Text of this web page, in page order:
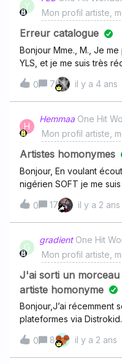
Y
Mon profil artiste,
Erreur catalogue
Bonjour Mme., M., Je
YLS, et je me suis très
production musicale, et
votre plateforme.Je
artiste ayant le même
auparavant publié ses
ainsi mes titres et les
mélangés. Existe t-il
nous puissions avoir
remercie pour toute
m’apporter.Mes single
Encaisse”. Bonne soirée,
0 7 il y a 4 ans
H
Hemmaa One Hit
Mon profil artiste,
Artistes homonymes
Bonjour, En voulant
nigérien SOFT je me
l’artiste n’existait pas
avaient été rattachés à
antillais portant le même
veut écouter ses
sont de lui. Est ce qu’il
créant son profil artiste
0 17 il y a 2 ans
G
gradient One Hit
Mon profil artiste,
J'ai sorti un
artiste homonyme
Bonjour,J’ai récemment
plateformes via
un artiste homonyme,
créer de compte Deezer
svp ?
0 8 il y a 2 ans